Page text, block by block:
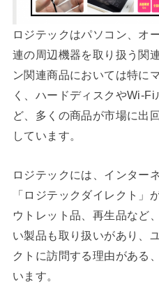
ロジテックはパソコン、オ
連の周辺機器を取り扱う関
ン関連商品においては特に
く、ハードディスクやWi-
ど、多くの商品が市場に出
しています。
ロジテックには、インター
「ロジテックダイレクト」
ウトレット品、再生品など
い製品も取り扱いがあり、
クトに訪問する理由がある
います。